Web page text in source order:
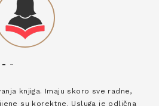
- -
knjiga. Imaju skoro sve radne,
su korektne. Usluga je odlična